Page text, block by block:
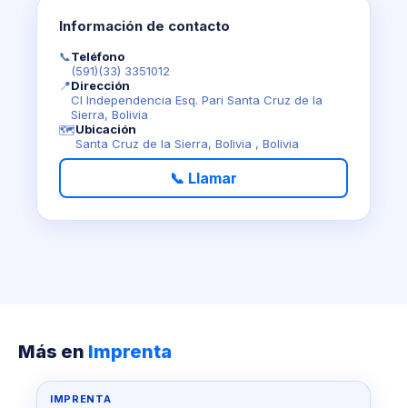
Información de contacto
📞Teléfono
(591)(33) 3351012
📍Dirección
Cl Independencia Esq. Pari Santa Cruz de la
Sierra, Bolivia
🗺️Ubicación
Santa Cruz de la Sierra, Bolivia , Bolivia
📞 Llamar
Más en Imprenta
IMPRENTA